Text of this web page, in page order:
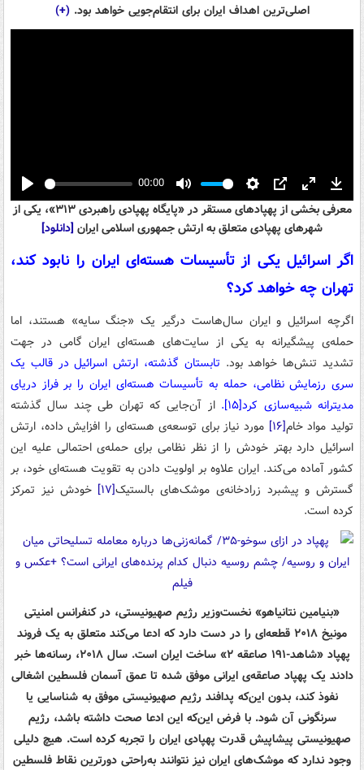
اصلی‌ترین اهداف ایران برای انتقام‌جویی خواهد بود.(+)
Play
00:00
Mute Settings
PIP Enter
fullscreen
معرفی بخشی از پهپادهای مستقر در «پایگاه پهپادی راهبردی ۳۱۳»، یکی از
شهرهای پهپادی متعلق به ارتش جمهوری اسلامی ایران [دانلود]
اگر اسرائیل یکی از تأسیسات هسته‌ای ایران را نابود کند،
تهران چه خواهد کرد؟
اگرچه اسرائیل و ایران سال‌هاست درگیر یک «جنگ سایه» هستند، اما
حمله‌ی پیشگیرانه به یکی از سایت‌های هسته‌ای ایران گامی در جهت
تشدید تنش‌ها خواهد بود. تابستان گذشته، ارتش اسرائیل در قالب یک
سری رزمایش نظامی، حمله به تأسیسات هسته‌ای ایران را بر فراز دریای
مدیترانه شبیه‌سازی کرد[۱۵]. از آن‌جایی که تهران طی چند سال گذشته
تولید مواد خام[۱۶] مورد نیاز برای توسعه‌ی هسته‌ای را افزایش داده، ارتش
اسرائیل دارد بهتر خودش را از نظر نظامی برای حمله‌ی احتمالی علیه این
کشور آماده می‌کند. ایران علاوه بر اولویت دادن به تقویت هسته‌ای خود، بر
گسترش و پیشبرد زرادخانه‌ی موشک‌های بالستیک[۱۷] خودش نیز تمرکز
کرده است.
«بنیامین نتانیاهو» نخست‌وزیر رژیم صهیونیستی، در کنفرانس امنیتی
مونیخ ۲۰۱۸ قطعه‌ای را در دست دارد که ادعا می‌کند متعلق به یک فروند
پهپاد «شاهد-۱۹۱ صاعقه ۲» ساخت ایران است. سال ۲۰۱۸، رسانه‌ها خبر
دادند یک پهپاد صاعقه‌ی ایرانی موفق شده تا عمق آسمان فلسطین اشغالی
نفوذ کند، بدون این‌که پدافند رژیم صهیونیستی موفق به شناسایی یا
سرنگونی آن شود. با فرض این‌که این ادعا صحت داشته باشد، رژیم
صهیونیستی پیشاپیش قدرت پهپادی ایران را تجربه کرده است. هیچ دلیلی
وجود ندارد که موشک‌های ایران نیز نتوانند به‌راحتی دورترین نقاط فلسطین